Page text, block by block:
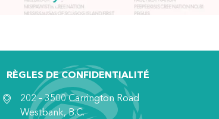
RÈGLES DE CONFIDENTIALITÉ
202 – 3500 Carrington Road
Westbank, B.C.